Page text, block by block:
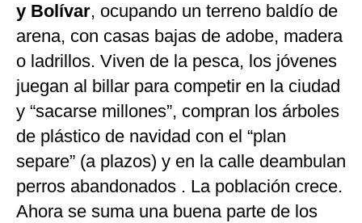
y Bolívar, ocupando un terreno baldío de
arena, con casas bajas de adobe, madera
o ladrillos. Viven de la pesca, los jóvenes
juegan al billar para competir en la ciudad
y “sacarse millones”, compran los árboles
de plástico de navidad con el “plan
separe” (a plazos) y en la calle deambulan
perros abandonados . La población crece.
Ahora se suma una buena parte de los